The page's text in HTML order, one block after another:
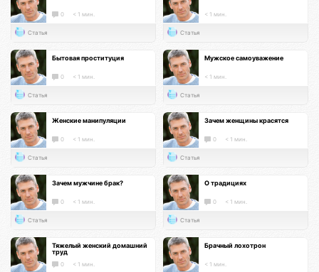
0 < 1 мин.
Статья
< 1 мин.
Статья
Бытовая проституция
0 < 1 мин.
Статья
Мужское самоуважение
< 1 мин.
Статья
Женские манипуляции
0 < 1 мин.
Статья
Зачем женщины красятся
0 < 1 мин.
Статья
Зачем мужчине брак?
0 < 1 мин.
Статья
О традициях
0 < 1 мин.
Статья
Тяжелый женский домашний
труд
0 < 1 мин.
Брачный лохотрон
< 1 мин.